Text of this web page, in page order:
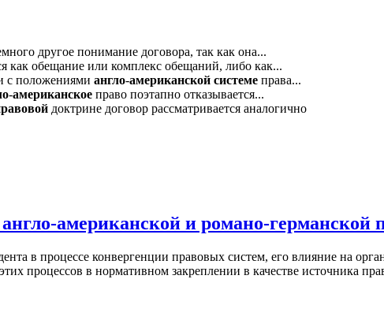
другое понимание договора, так как она...
как обещание или комплекс обещаний, либо как...
с положениями англо-американской системе права...
-американское право поэтапно отказывается...
доктрине договор рассматривается аналогично
американской и романо-германской
в процессе конвергенции правовых систем, его влияние на
процессов в нормативном закреплении в качестве источника